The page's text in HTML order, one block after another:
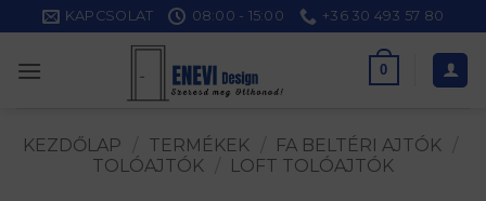
to
content
KAPCSOLAT 08:00 - 15:00 +36 30 493 57 80
0
KEZDŐLAP TERMÉKEK FA BELTÉRI AJTÓK
TOLÓAJTÓK
LOFT TOLÓAJTÓK